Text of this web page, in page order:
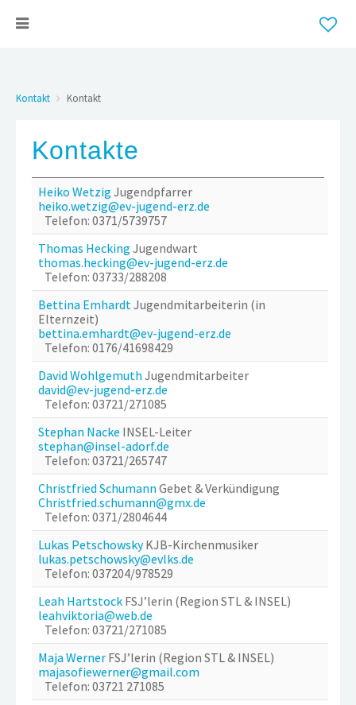
Kontakt Kontakt
Kontakte
Heiko Wetzig Jugendpfarrer
heiko.wetzig@ev-jugend-erz.de
Telefon: 0371/5739757
Thomas Hecking Jugendwart
thomas.hecking@ev-jugend-erz.de
Telefon: 03733/288208
Bettina EmhardtJugendmitarbeiterin (in
Elternzeit)
bettina.emhardt@ev-jugend-erz.de
Telefon: 0176/41698429
David WohlgemuthJugendmitarbeiter
david@ev-jugend-erz.de
Telefon: 03721/271085
Stephan Nacke INSEL-Leiter
stephan@insel-adorf.de
Telefon: 03721/265747
Christfried SchumannGebet & Verkündigung
Christfried.schumann@gmx.de
Telefon: 0371/2804644
Lukas PetschowskyKJB-Kirchenmusiker
lukas.petschowsky@evlks.de
Telefon: 037204/978529
Leah Hartstock FSJ’lerin (Region STL & INSEL)
leahviktoria@web.de
Telefon: 03721/271085
Maja Werner FSJ’lerin (Region STL & INSEL)
majasofiewerner@gmail.com
Telefon: 03721 271085